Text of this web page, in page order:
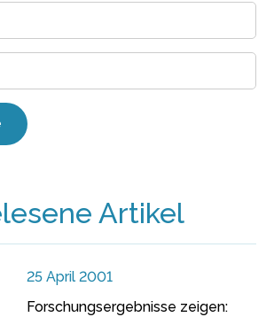
Artikel
25 April 2001
Forschungsergebnisse zeigen: